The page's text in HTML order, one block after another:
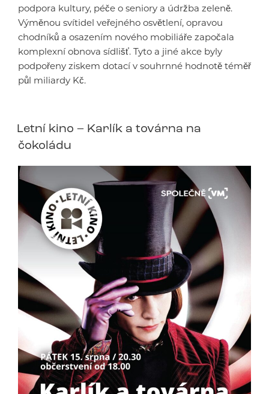
podpora kultury, péče o seniory a údržba zeleně.
Výměnou svítidel veřejného osvětlení, opravou
chodníků a osazením nového mobiliáře započala
komplexní obnova sídlišť. Tyto a jiné akce byly
podpořeny ziskem dotací v souhrnné hodnotě téměř
půl miliardy Kč.
Letní kino – Karlík a továrna na
čokoládu